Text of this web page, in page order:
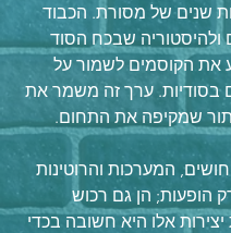
שנים של מסורת. הכבוד
שבכח הסוד
את הקוסמים לשמור על
בסודיות. ערך זה משמר את
שמקיפה את התחום.
המערכות והרוטינות
הופעות; הן גם רכוש
יצירות אלו היא חשובה בכדי